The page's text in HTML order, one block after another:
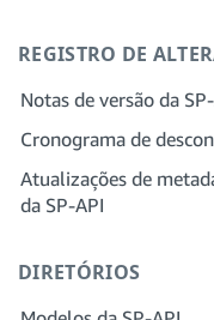
Etapa 3: criar um
desenvolvedor
Etapa 4: registrar
sandbox
Etapa 5: fazer sua
Etapa 6: configurar
provedor de
Etapa 2: crie uma
provedor de
Etapa 3: verifique
Etapa 4: preencha
Etapa 5: inscreva-se
API
provedor de soluções
REGISTRO DE
Notas de versão da
Cronograma de
Atualizações de
da SP-API
DIRETÓRIOS